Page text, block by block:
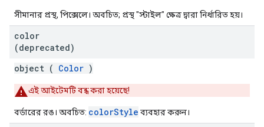
সীমানার প্রস্থ, পিক্সেলে। অবচিত; প্রস্থ "স্টাইল" ক্ষেত্র দ্বারা নির্ধারিত হয়।
color
(deprecated)
object ( Color )
এই আইটেমটি বন্ধ করা হয়েছে!
বর্ডারের রঙ। অবচিত: colorStyle ব্যবহার করুন।